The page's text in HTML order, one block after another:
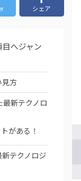
シェア
へジャン
見方
新テクノロ
がある！
テクノロジ